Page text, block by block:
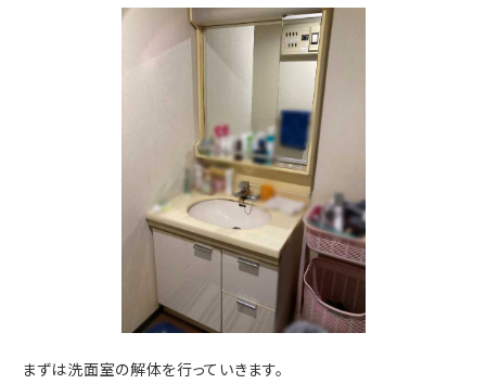
まずは洗面室の解体を行っていきます。